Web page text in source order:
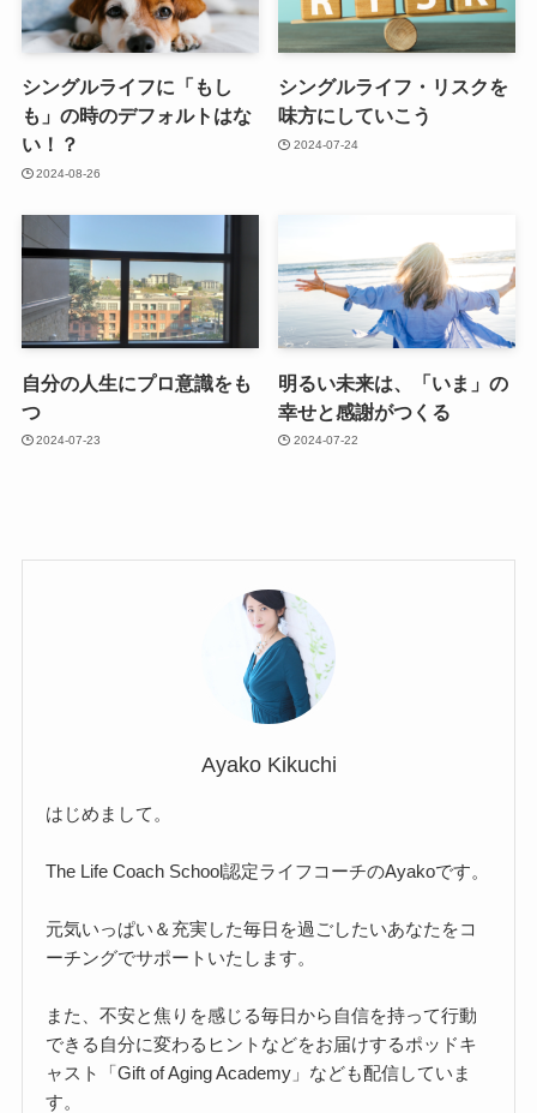
シングルライフに「もし
も」の時のデフォルトはな
い！？
2024-08-26
シングルライフ・リスクを
味方にしていこう
2024-07-24
自分の人生にプロ意識をも
つ
2024-07-23
明るい未来は、「いま」の
幸せと感謝がつくる
2024-07-22
Ayako Kikuchi
はじめまして。
The Life Coach School認定ライフコーチのAyakoです。
元気いっぱい＆充実した毎日を過ごしたいあなたをコ
ーチングでサポートいたします。
また、不安と焦りを感じる毎日から自信を持って行動
できる自分に変わるヒントなどをお届けするポッドキ
ャスト「Gift of Aging Academy」なども配信していま
す。